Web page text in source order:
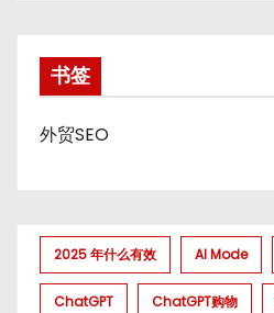
书签
外贸SEO
2025 年什么有效 AI Mode
ChatGPT ChatGPT购物